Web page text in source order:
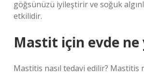
göğsünüzü iyileştirir ve soğuk
etkilidir.
Mastit için evde ne
Mastitis nasıl tedavi edilir? Mastitis